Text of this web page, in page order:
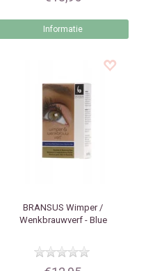
Informatie
BRANSUS Wimper /
Wenkbrauwverf - Blue